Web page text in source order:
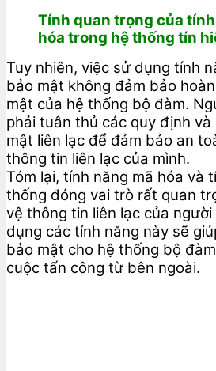
Tính quan trọng của
hóa trong hệ thống tín
Tuy nhiên, việc sử dụng tính
bảo mật không đảm bảo
mật của hệ thống bộ đàm.
phải tuân thủ các quy định
mật liên lạc để đảm bảo an
thông tin liên lạc của mình.
Tóm lại, tính năng mã hóa và
thống đóng vai trò rất quan
vệ thông tin liên lạc của
dụng các tính năng này sẽ
bảo mật cho hệ thống bộ
cuộc tấn công từ bên ngoài.